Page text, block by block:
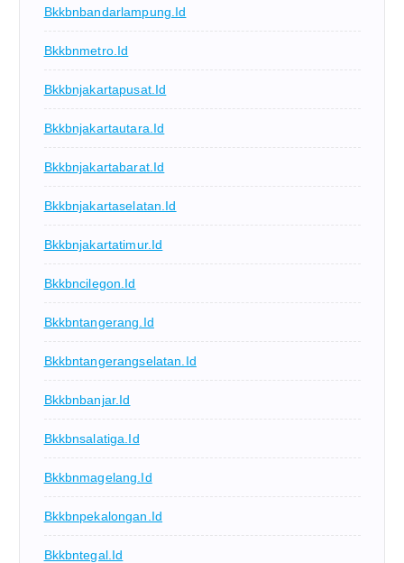
Bkkbnbandarlampung.id
Bkkbnmetro.id
Bkkbnjakartapusat.id
Bkkbnjakartautara.id
Bkkbnjakartabarat.id
Bkkbnjakartaselatan.id
Bkkbnjakartatimur.id
Bkkbncilegon.id
Bkkbntangerang.id
Bkkbntangerangselatan.id
Bkkbnbanjar.id
Bkkbnsalatiga.id
Bkkbnmagelang.id
Bkkbnpekalongan.id
Bkkbntegal.id